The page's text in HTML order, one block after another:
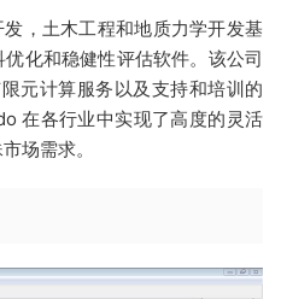
，土木工程和地质力学开发基
化和稳健性评估软件。该公司
元计算服务以及支持和培训的
在各行业中实现了高度的灵活
场需求。